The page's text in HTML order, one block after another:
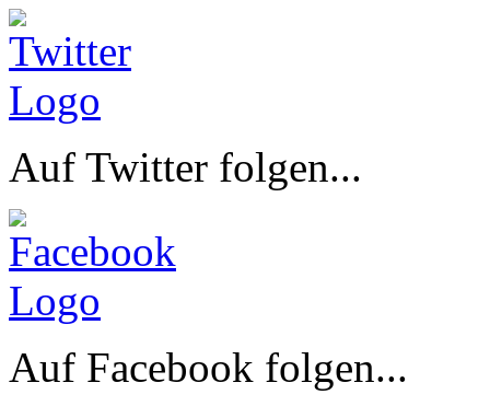
Auf Twitter folgen...
Auf Facebook folgen...